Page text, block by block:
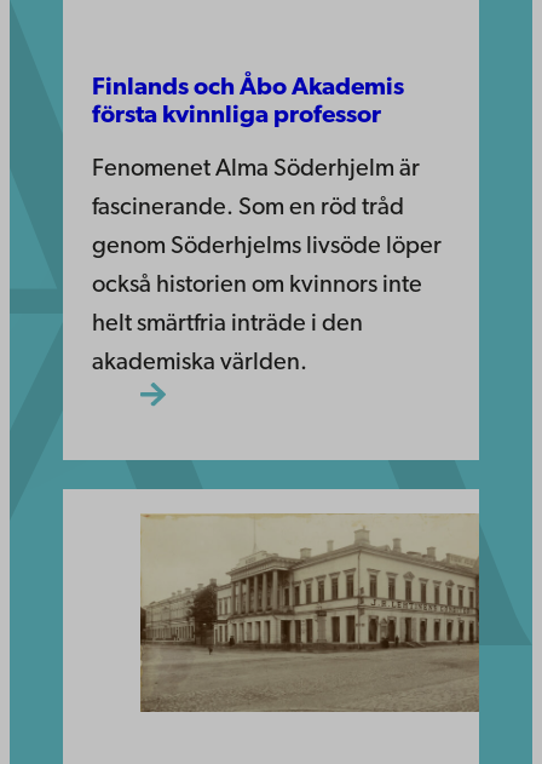
Finlands och Åbo Akademis
första kvinnliga professor
Fenomenet Alma Söderhjelm är
fascinerande. Som en röd tråd
genom Söderhjelms livsöde löper
också historien om kvinnors inte
helt smärtfria inträde i den
akademiska världen.